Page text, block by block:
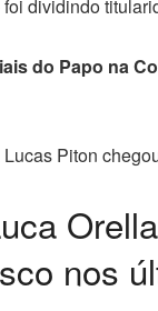
dividindo
do Papo na
Lucas Piton
nos